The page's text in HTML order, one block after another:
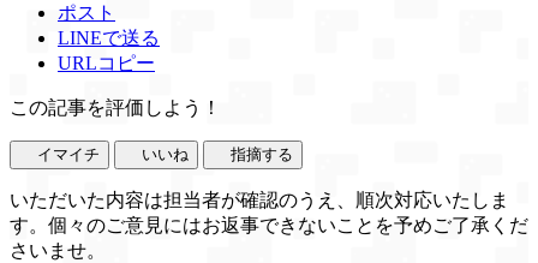
ポスト
LINEで送る
URLコピー
この記事を評価しよう！
イマイチ いいね 指摘する
いただいた内容は担当者が確認のうえ、順次対応いたしま
す。個々のご意見にはお返事できないことを予めご了承くだ
さいませ。